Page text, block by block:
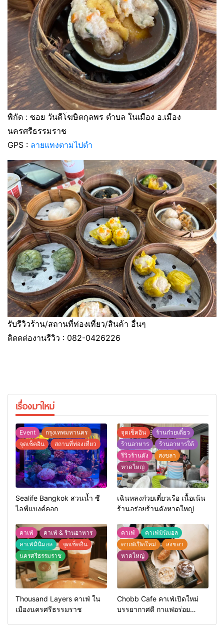
พิกัด : ซอย วันดีโฆษิตกุลพร ตำบล ในเมือง อ.เมือง
นครศรีธรรมราช
GPS : ลายแทงตามไปตำ
รับรีวิวร้าน/สถานที่ท่องเที่ยว/สินค้า อื่นๆ
ติดดต่องานรีวิว : 082-0426226
เรื่องมาใหม่
Event
กรุงเทพมหานคร
จุดเช็คอิน
สถานที่ท่องเที่ยว
Sealife Bangkok สวนน้ำ ซี
ไลฟ์แบงค์คอก
จุดเช็คอิน
ร้านก๋วยเตี๋ยว
ร้านอาหาร
ร้านอาหารใต้
รีวิวร้านดัง
สงขลา
หาดใหญ่
เฉินหลงก๋วยเตี๋ยวเรือ เนื้อเน้น
ร้านอร่อยร้านดังหาดใหญ่
คาเฟ่
คาเฟ่ & ร้านอาหาร
คาเฟ่มินิมอล
จุดเช็คอิน
นครศรีธรรมราช
Thousand Layers คาเฟ่ ใน
เมืองนครศรีธรรมราช
คาเฟ่
คาเฟ่มินิมอล
คาเฟ่เปิดใหม่
สงขลา
หาดใหญ่
Chobb Cafe คาเฟ่เปิดใหม่
บรรยากาศดี กาแฟอร่อย